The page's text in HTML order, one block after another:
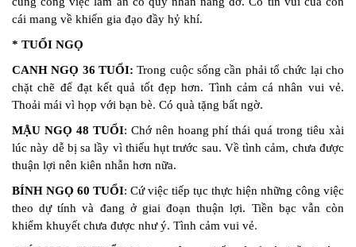
cái mang về khiến gia đạo đầy hỷ khí.
* TUỔI NGỌ
CANH NGỌ 36 TUỔI: Trong cuộc sống cần phải tổ chức lại cho
chặt chẽ để đạt kết quả tốt đẹp hơn. Tình cảm cá nhân vui vẻ.
Thoải mái vì họp với bạn bè. Có quà tặng bất ngờ.
MẬU NGỌ 48 TUỔI: Chớ nên hoang phí thái quá trong tiêu xài
lúc này dễ bị sa lầy vì thiếu hụt trước sau. Về tình cảm, chưa được
thuận lợi nên kiên nhẫn hơn nữa.
BÍNH NGỌ 60 TUỔI: Cứ việc tiếp tục thực hiện những công việc
theo dự tính và đang ở giai đoạn thuận lợi. Tiền bạc vẫn còn
khiếm khuyết chưa được như ý. Tình cảm vui vẻ.